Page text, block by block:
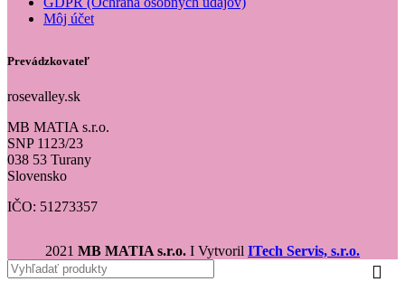
Môj účet
Prevádzkovateľ
rosevalley.sk
MB MATIA s.r.o.
SNP 1123/23
038 53 Turany
Slovensko
IČO: 51273357
2021 MB MATIA s.r.o. I Vytvoril ITech Servis, s.r.o.